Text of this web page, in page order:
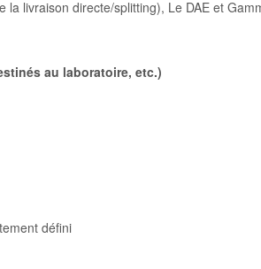
livraison directe/splitting), Le DAE et
au laboratoire, etc.)
défini